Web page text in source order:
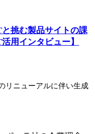
と挑む製品サイトの課
用インタビュー】
リニューアルに伴い生成